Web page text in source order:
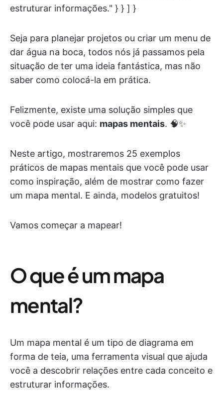
estruturar informações." } } ] }
Seja para planejar projetos ou criar um menu de
dar água na boca, todos nós já passamos pela
situação de ter uma ideia fantástica, mas não
saber como colocá-la em prática.
Felizmente, existe uma solução simples que
você pode usar aqui: mapas mentais. 🧠✨
Neste artigo, mostraremos 25 exemplos
práticos de mapas mentais que você pode usar
como inspiração, além de mostrar como fazer
um mapa mental. E ainda, modelos gratuitos!
Vamos começar a mapear!
O que é um mapa
mental?
Um mapa mental é um tipo de diagrama em
forma de teia, uma ferramenta visual que ajuda
você a descobrir relações entre cada conceito e
estruturar informações.